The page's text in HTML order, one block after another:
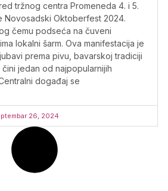
tržnog centra Promeneda 4. i 5.
Novosadski Oktoberfest 2024.
čemu podseća na čuveni
lokalni šarm. Ova manifestacija je
prema pivu, bavarskoj tradiciji
jedan od najpopularnijih
događaj se
26, 2024